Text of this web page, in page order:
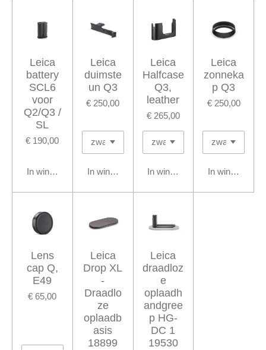
Leica
battery
SCL6
voor
Q2/Q3 /
SL
€ 190,00
In winkelwagen
Leica
duimste
un Q3
€ 250,00
In winkelwagen
Leica
Halfcase
Q3,
leather
€ 265,00
In winkelwagen
Leica
zonneka
p Q3
€ 250,00
In
Lens
cap Q,
E49
€ 65,00
Leica
Drop XL
-
Draadlo
ze
oplaadb
asis
18899
Leica
draadloz
e
oplaadh
andgree
p HG-
DC 1
19530